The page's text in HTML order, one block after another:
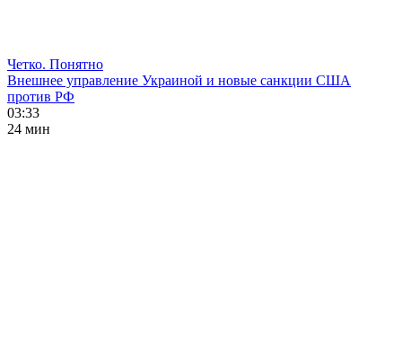
Четко. Понятно
Внешнее управление Украиной и новые санкции США
против РФ
03:33
24 мин